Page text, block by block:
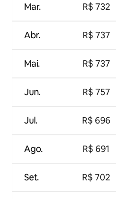
Mar.
Abr.
Mai.
Jun.
Jul.
Ago.
Set.
R$ 732
R$ 737
R$ 737
R$ 757
R$ 696
R$ 691
R$ 702